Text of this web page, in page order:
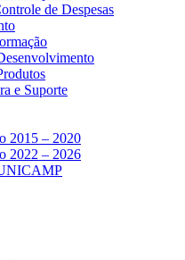
de Despesas
e Suporte
2015 – 2020
2022 – 2026